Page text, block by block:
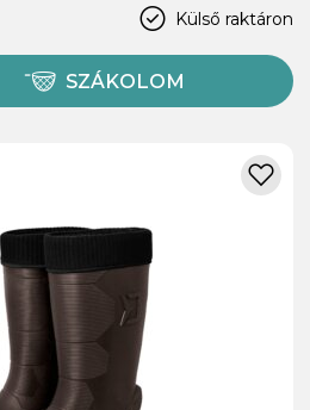
Külső raktáron
SZÁKOLOM